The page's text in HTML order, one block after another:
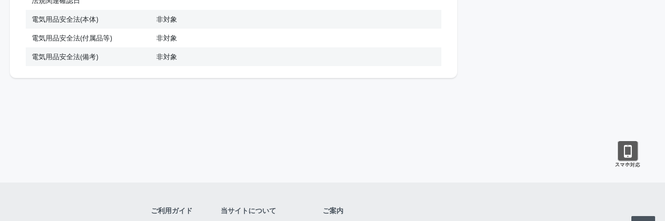
電気用品安全法(本体)
非対象
電気用品安全法(付属品等)
非対象
電気用品安全法(備考)
非対象
ご利用ガイド 当サイトについて ご案内